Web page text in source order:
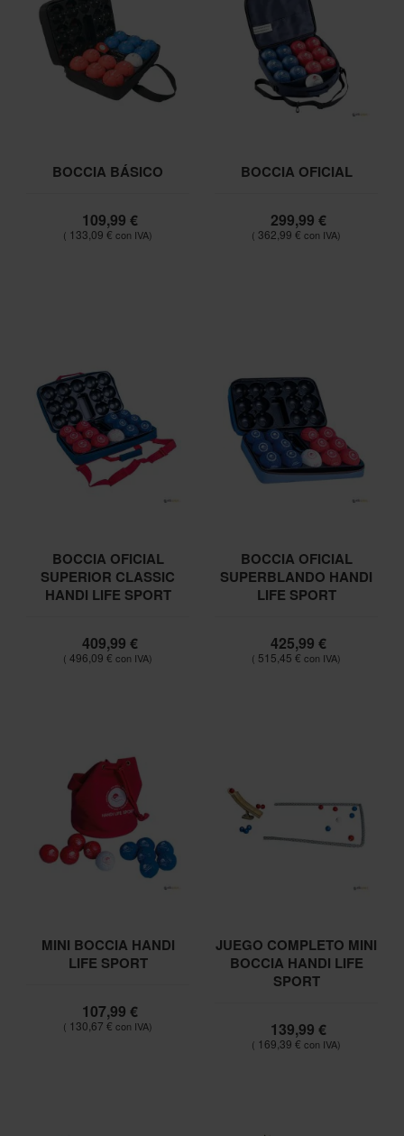
BOCCIA BÁSICO
109,99 €
133,09 €
BOCCIA OFICIAL
299,99 €
362,99 €
BOCCIA OFICIAL
SUPERIOR CLASSIC
HANDI LIFE SPORT
409,99 €
496,09 €
BOCCIA OFICIAL
SUPERBLANDO HANDI
LIFE SPORT
425,99 €
515,45 €
MINI BOCCIA HANDI
LIFE SPORT
107,99 €
130,67 €
JUEGO COMPLETO MINI
BOCCIA HANDI LIFE
SPORT
139,99 €
169,39 €